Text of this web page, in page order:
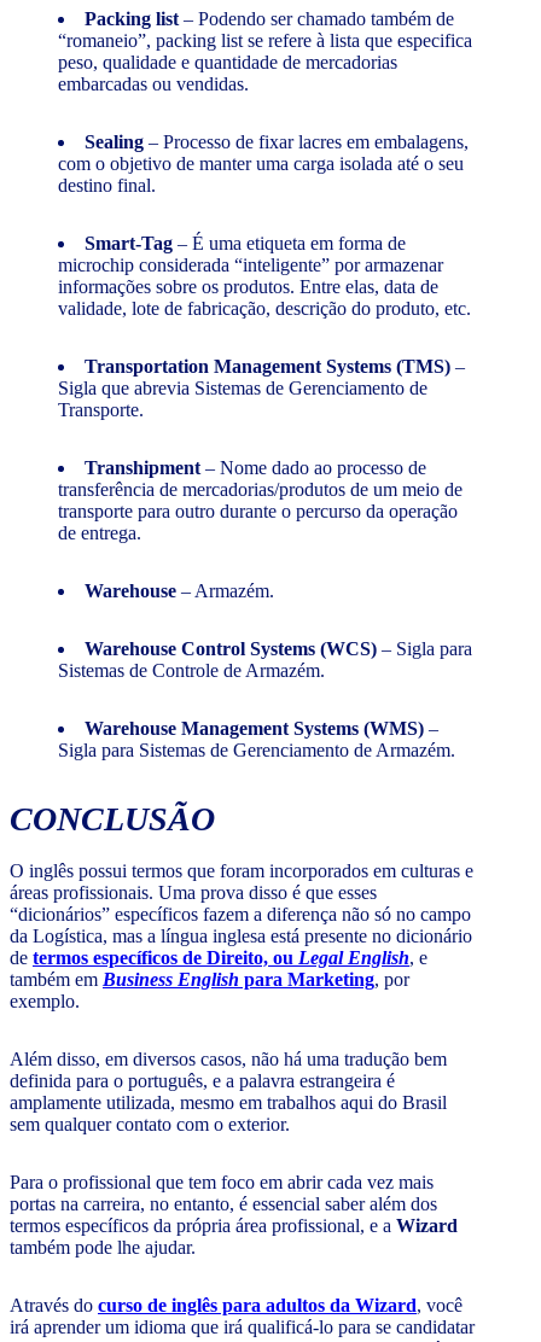
Packing list – Podendo ser chamado também de
“romaneio”, packing list se refere à lista que especifica
peso, qualidade e quantidade de mercadorias
embarcadas ou vendidas.
Sealing – Processo de fixar lacres em embalagens,
com o objetivo de manter uma carga isolada até o seu
destino final.
Smart-Tag – É uma etiqueta em forma de
microchip considerada “inteligente” por armazenar
informações sobre os produtos. Entre elas, data de
validade, lote de fabricação, descrição do produto, etc.
Transportation Management Systems (TMS) –
Sigla que abrevia Sistemas de Gerenciamento de
Transporte.
Transhipment – Nome dado ao processo de
transferência de mercadorias/produtos de um meio de
transporte para outro durante o percurso da operação
de entrega.
Warehouse – Armazém.
Warehouse Control Systems (WCS) – Sigla para
Sistemas de Controle de Armazém.
Warehouse Management Systems (WMS) –
Sigla para Sistemas de Gerenciamento de Armazém.
CONCLUSÃO
O inglês possui termos que foram incorporados em culturas e
áreas profissionais. Uma prova disso é que esses
“dicionários” específicos fazem a diferença não só no campo
da Logística, mas a língua inglesa está presente no dicionário
de termos específicos de Direito, ou Legal English, e
também em Business English para Marketing, por
exemplo.
Além disso, em diversos casos, não há uma tradução bem
definida para o português, e a palavra estrangeira é
amplamente utilizada, mesmo em trabalhos aqui do Brasil
sem qualquer contato com o exterior.
Para o profissional que tem foco em abrir cada vez mais
portas na carreira, no entanto, é essencial saber além dos
termos específicos da própria área profissional, e a Wizard
também pode lhe ajudar.
Através do curso de inglês para adultos da Wizard, você
irá aprender um idioma que irá qualificá-lo para se candidatar